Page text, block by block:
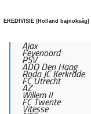
EREDIVISIE (Holland bajnokság)
Ajax
Feyenoord
PSV
ADO Den Haag
Roda JC Kerkrade
FC Utrecht
AZ
Willem II
FC Twente
Vitesse